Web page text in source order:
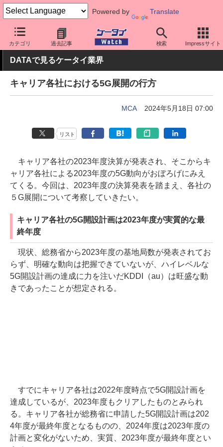
Powered by Translate
カテゴリ 過去記事 検索 Impressサイト
ケータイ Watch 業界動向 調査
DATAで見るケータイ業界
キャリア各社における5G展開の行方
MCA 2024年5月18日 07:00
リスト
キャリア各社の2023年度決算が発表され、そこからキ
ャリア各社による2023年度の5G動向がおぼろげにみえ
てくる。今回は、2023年度の決算発表を踏まえ、各社の
５G展開について考察していきたい。
キャリア各社の5G開設計画は2023年度が実質的な最
終年度
現状、総務省から2023年度の基地局数が発表されてお
らず、明確な動向は把握できていないが、ハイレベルな
5G開設計画の達成に力を注いだKDDI（au）は旺盛な動
きであったことが想定される。
すでにキャリア各社は2022年度時点で5G開設計画を
達成しているが、2023年度もクリアしたものとみられ
る。キャリア各社が総務省に申請した5G開設計画は202
4年度が最終年度となるものの、2024年度は2023年度の
計画と変化がないため、実質、2023年度が最終年度とい